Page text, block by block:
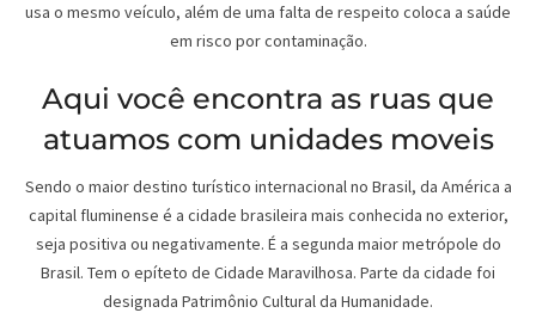
usa o mesmo veículo, além de uma falta de respeito coloca a saúde
em risco por contaminação.
Aqui você encontra as ruas que
atuamos com unidades moveis
Sendo o maior destino turístico internacional no Brasil, da América a
capital fluminense é a cidade brasileira mais conhecida no exterior,
seja positiva ou negativamente. É a segunda maior metrópole do
Brasil. Tem o epíteto de Cidade Maravilhosa. Parte da cidade foi
designada Patrimônio Cultural da Humanidade.